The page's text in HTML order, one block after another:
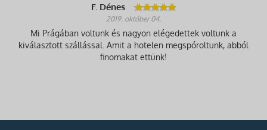
F. Dénes
2019. október 04.
Mi Prágában voltunk és nagyon elégedettek voltunk a
kiválasztott szállással. Amit a hotelen megspóroltunk, abból
finomakat ettünk!